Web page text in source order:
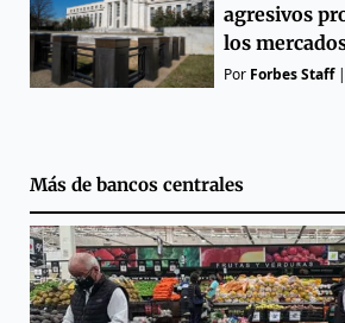
agresivos
los
Por Forbes Staff|
Más de bancos centrales